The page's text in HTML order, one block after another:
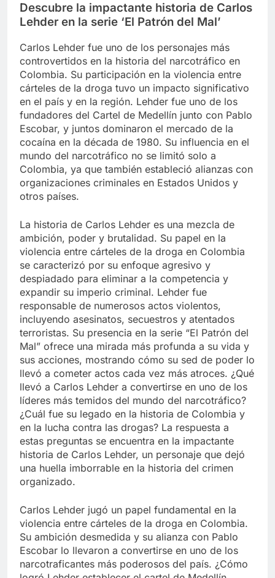
Descubre la impactante historia de Carlos
Lehder en la serie ‘El Patrón del Mal’
Carlos Lehder fue uno de los personajes más
controvertidos en la historia del narcotráfico en
Colombia. Su participación en la violencia entre
cárteles de la droga tuvo un impacto significativo
en el país y en la región. Lehder fue uno de los
fundadores del Cartel de Medellín junto con Pablo
Escobar, y juntos dominaron el mercado de la
cocaína en la década de 1980. Su influencia en el
mundo del narcotráfico no se limitó solo a
Colombia, ya que también estableció alianzas con
organizaciones criminales en Estados Unidos y
otros países.
La historia de Carlos Lehder es una mezcla de
ambición, poder y brutalidad. Su papel en la
violencia entre cárteles de la droga en Colombia
se caracterizó por su enfoque agresivo y
despiadado para eliminar a la competencia y
expandir su imperio criminal. Lehder fue
responsable de numerosos actos violentos,
incluyendo asesinatos, secuestros y atentados
terroristas. Su presencia en la serie “El Patrón del
Mal” ofrece una mirada más profunda a su vida y
sus acciones, mostrando cómo su sed de poder lo
llevó a cometer actos cada vez más atroces. ¿Qué
llevó a Carlos Lehder a convertirse en uno de los
líderes más temidos del mundo del narcotráfico?
¿Cuál fue su legado en la historia de Colombia y
en la lucha contra las drogas? La respuesta a
estas preguntas se encuentra en la impactante
historia de Carlos Lehder, un personaje que dejó
una huella imborrable en la historia del crimen
organizado.
Carlos Lehder jugó un papel fundamental en la
violencia entre cárteles de la droga en Colombia.
Su ambición desmedida y su alianza con Pablo
Escobar lo llevaron a convertirse en uno de los
narcotraficantes más poderosos del país. ¿Cómo